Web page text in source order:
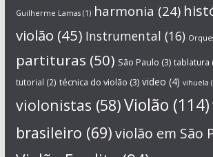
Guilherme Lamas(1) harmonia (24)
violão (45) Instrumental (16)
partituras (50) São Paulo (3) tablatura
tutorial (2) técnica do violão (3) video (4) vihuela
violonistas (58)Violão (114)
brasileiro (69)violão em São